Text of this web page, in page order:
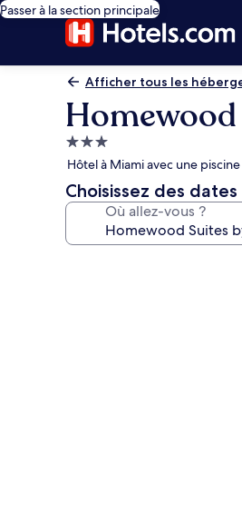
Passer à la section principale
Afficher tous les
Hébergement
3.0 étoiles
Hôtel à Miami avec une
Choisissez des
Où allez-vous ?